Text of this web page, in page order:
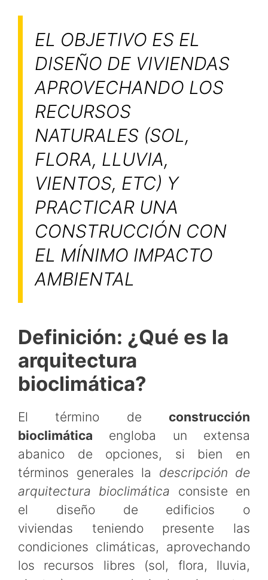
EL OBJETIVO ES EL
DISEÑO DE VIVIENDAS
APROVECHANDO LOS
RECURSOS
NATURALES (SOL,
FLORA, LLUVIA,
VIENTOS, ETC) Y
PRACTICAR UNA
CONSTRUCCIÓN CON
EL MÍNIMO IMPACTO
AMBIENTAL
Definición: ¿Qué es la
arquitectura
bioclimática?
El término de construcción
bioclimática engloba un extensa
abanico de opciones, si bien en
términos generales la descripción de
arquitectura bioclimática consiste en
el diseño de edificios o
viviendas teniendo presente las
condiciones climáticas, aprovechando
los recursos libres (sol, flora, lluvia,